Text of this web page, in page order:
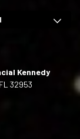
Kennedy
32953